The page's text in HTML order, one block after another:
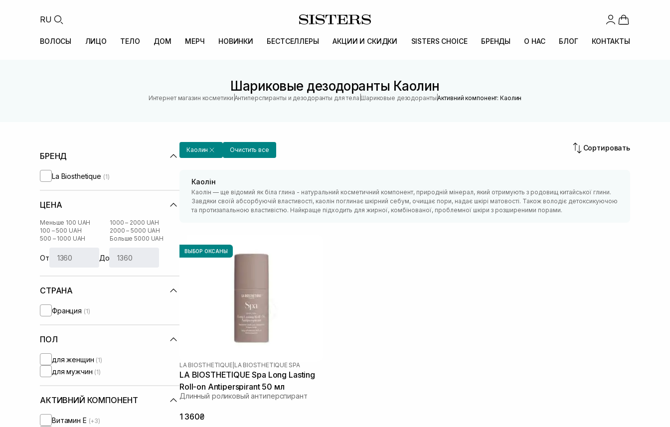
RU
ВОЛОСЫ ЛИЦО ТЕЛО ДОМ МЕРЧ НОВИНКИ БЕСТСЕЛЛЕРЫ АКЦИИ И СКИДКИ SISTERS CHOICE БРЕНДЫ О НАС БЛОГ КОНТАКТЫ
Шариковые дезодоранты Каолин
Интернет магазин косметики |Антиперспиранты и дезодоранты для тела |Шариковые дезодоранты |Активний компонент: Каолин
БРЕНД
La Biosthetique (1)
ЦЕНА
Меньше 100 UAH
100 – 500 UAH
500 – 1000 UAH
1000 – 2000 UAH
2000 – 5000 UAH
Больше 5000 UAH
От До
СТРАНА
Франция (1)
ПОЛ
для женщин (1)
для мужчин (1)
АКТИВНИЙ КОМПОНЕНТ
Витамин Е (+3)
Каолин Очистить все Сортировать
Каолін
Каолін — ще відомий як біла глина - натуральний косметичний компонент, природній мінерал, який отримують з родовищ китайської глини.
Завдяки своїй абсорбуючій властивості, каолін поглинає шкірний себум, очищає пори, надає шкірі матовості. Також володіє детоксикуючою
та протизапальною властивістю. Найкраще підходить для жирної, комбінованої, проблемної шкіри з розширеними порами.
ВЫБОР ОКСАНЫ
LA BIOSTHETIQUE LA BIOSTHETIQUE SPA
LA BIOSTHETIQUE Spa Long Lasting
Roll-on Antiperspirant 50 мл
Длинный роликовый антиперспирант
1 360₴